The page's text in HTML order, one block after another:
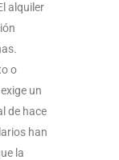
alquiler
o
un
de hace
han
la